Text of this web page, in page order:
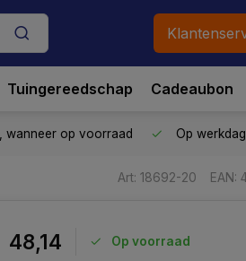
Tuingereedschap Cadeaubon
, wanneer op voorraad Op
Art: 18692-20 EAN:
48,14 Op voorraad